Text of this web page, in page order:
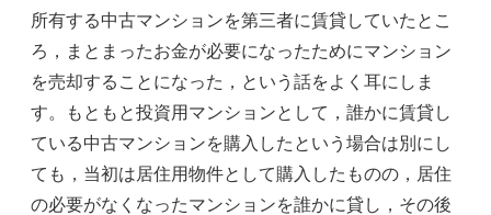
所有する中古マンションを第三者に賃貸していたとこ
ろ，まとまったお金が必要になったためにマンション
を売却することになった，という話をよく耳にしま
す。もともと投資用マンションとして，誰かに賃貸し
ている中古マンションを購入したという場合は別にし
ても，当初は居住用物件として購入したものの，居住
の必要がなくなったマンションを誰かに貸し，その後